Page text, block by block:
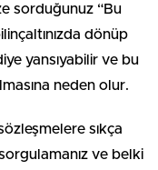
sorduğunuz “Bu
dönüp
yansıyabilir ve bu
neden olur.
sıkça
ve belki